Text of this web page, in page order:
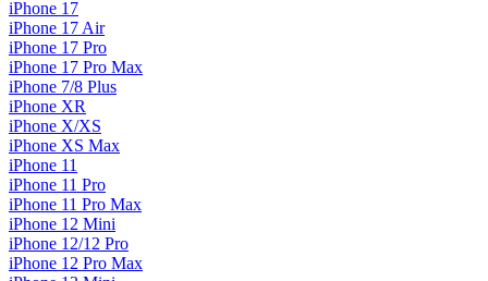
iPhone 17
iPhone 17 Air
iPhone 17 Pro
iPhone 17 Pro Max
iPhone 7/8 Plus
iPhone XR
iPhone X/XS
iPhone XS Max
iPhone 11
iPhone 11 Pro
iPhone 11 Pro Max
iPhone 12 Mini
iPhone 12/12 Pro
iPhone 12 Pro Max